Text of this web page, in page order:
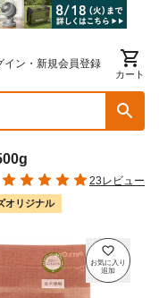
イン・新規会員登録
カート
23レビュー
オリジナル